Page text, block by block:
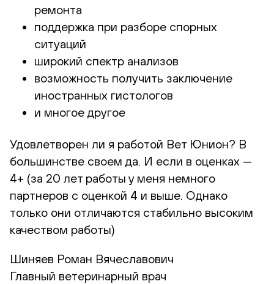
ремонта
поддержка при разборе спорных
ситуаций
широкий спектр анализов
возможность получить заключение
иностранных гистологов
и многое другое
Удовлетворен ли я работой Вет Юнион? В
большинстве своем да. И если в оценках —
4+ (за 20 лет работы у меня немного
партнеров с оценкой 4 и выше. Однако
только они отличаются стабильно высоким
качеством работы)
Шиняев Роман Вячеславович
Главный ветеринарный врач